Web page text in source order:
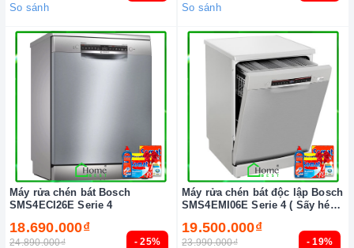
So sánh So sánh
- 25%
Máy rửa chén bát Bosch
SMS4ECI26E Serie 4
18.690.000₫
24.890.000₫ - 19%
Máy rửa chén bát độc lập Bosch
SMS4EMI06E Serie 4 ( Sấy hé
19.500.000₫
23.990.000₫